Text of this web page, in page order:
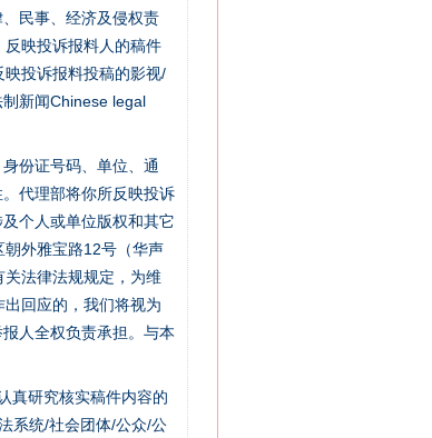
民事、经济及侵权责
映投诉报料人的稿件
投诉报料投稿的影视/
新闻Chinese legal
份证号码、单位、通
代理部将你所反映投诉
个人或单位版权和其它
外雅宝路12号（华声
法律法规规定，为维
回应的，我们将视为
人全权负责承担。与本
真研究核实稿件内容的
系统/社会团体/公众/公